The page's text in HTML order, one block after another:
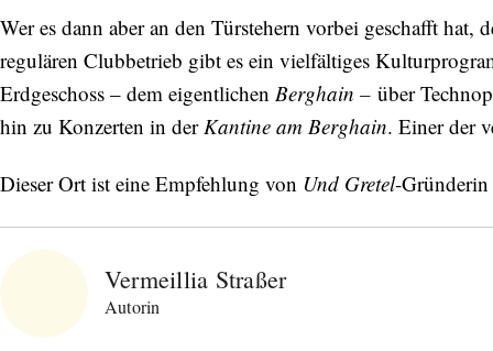
Wer es dann aber an den Türstehern vorbei geschafft hat,
regulären Clubbetrieb gibt es ein vielfältiges
Erdgeschoss – dem eigentlichen Berghain – über
hin zu Konzerten in der Kantine am Berghain. Einer der
Dieser Ort ist eine Empfehlung von Und Gretel-Gründerin
Vermeillia Straßer
Autorin